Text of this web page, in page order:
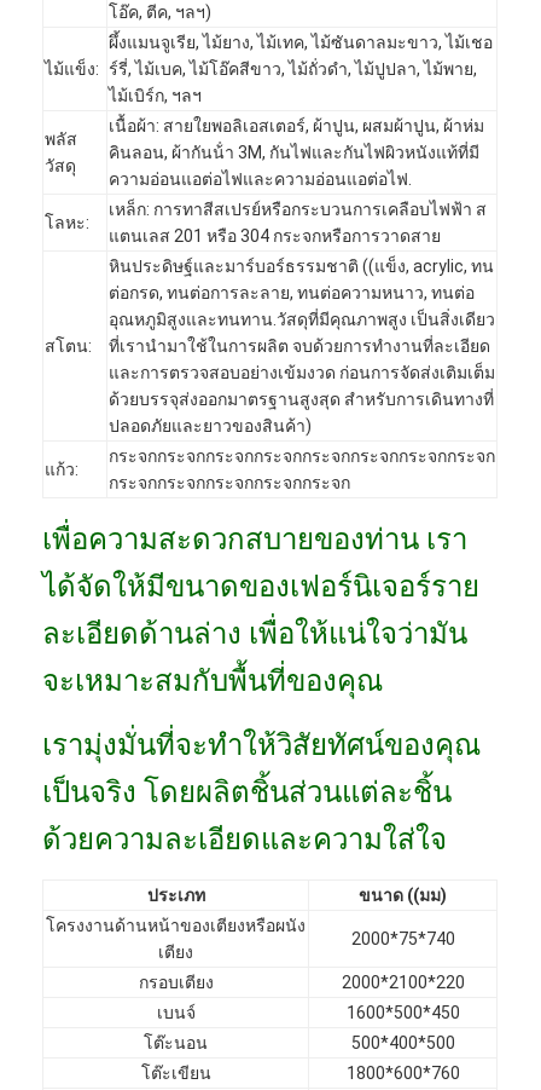
หน้าแรก
สินค้า
VR Show
เกี่ยวกับเรา
ทัวร์โรงงาน
การควบคุมคุณภาพ
ติดต่อเรา
ข่าว
คำถามที่พบบ่อย
โอ๊ค, ตีค, ฯลฯ)
ไม้แข็ง:
ผึ้งแมนจูเรีย, ไม้ยาง, ไม้เทค, ไม้ซันดาลมะขาว, ไม้เชอ
ร์รี่, ไม้เบค, ไม้โอ๊คสีขาว, ไม้ถั่วดํา, ไม้ปูปลา, ไม้พาย,
ไม้เบิร์ก, ฯลฯ
พลัส
วัสดุ
เนื้อผ้า: สายใยพอลิเอสเตอร์, ผ้าปูน, ผสมผ้าปูน, ผ้าห่ม
คินลอน, ผ้ากันน้ํา 3M, กันไฟและกันไฟผิวหนังแท้ที่มี
ความอ่อนแอต่อไฟและความอ่อนแอต่อไฟ.
โลหะ:
เหล็ก: การทาสีสเปรย์หรือกระบวนการเคลือบไฟฟ้า ส
แตนเลส 201 หรือ 304 กระจกหรือการวาดสาย
สโตน:
หินประดิษฐ์และมาร์บอร์ธรรมชาติ ((แข็ง, acrylic, ทน
ต่อกรด, ทนต่อการละลาย, ทนต่อความหนาว, ทนต่อ
อุณหภูมิสูงและทนทาน.วัสดุที่มีคุณภาพสูง เป็นสิ่งเดียว
ที่เรานํามาใช้ในการผลิต จบด้วยการทํางานที่ละเอียด
และการตรวจสอบอย่างเข้มงวด ก่อนการจัดส่งเติมเต็ม
ด้วยบรรจุส่งออกมาตรฐานสูงสุด สําหรับการเดินทางที่
ปลอดภัยและยาวของสินค้า)
แก้ว:
กระจกกระจกกระจกกระจกกระจกกระจกกระจกกระจก
กระจกกระจกกระจกกระจกกระจก
เพื่อความสะดวกสบายของท่าน เรา
ได้จัดให้มีขนาดของเฟอร์นิเจอร์ราย
ละเอียดด้านล่าง เพื่อให้แน่ใจว่ามัน
จะเหมาะสมกับพื้นที่ของคุณ
เรามุ่งมั่นที่จะทําให้วิสัยทัศน์ของคุณ
เป็นจริง โดยผลิตชิ้นส่วนแต่ละชิ้น
ด้วยความละเอียดและความใส่ใจ
ประเภท
ขนาด ((มม)
โครงงานด้านหน้าของเตียงหรือผนัง
เตียง
2000*75*740
กรอบเตียง
2000*2100*220
เบนจ์
1600*500*450
โต๊ะนอน
500*400*500
โต๊ะเขียน
1800*600*760